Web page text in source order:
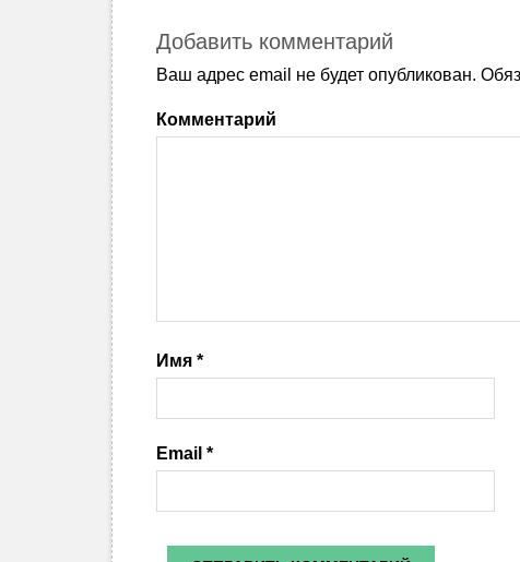
Добавить комментарий
Ваш адрес email не будет опубликован.
Комментарий
Имя *
Email *